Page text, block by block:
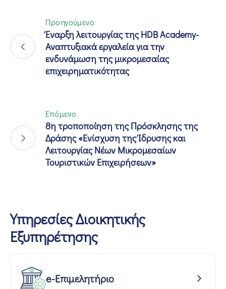
Προηγούμενο
Έναρξη λειτουργίας της HDB Academy-
Αναπτυξιακά εργαλεία για την
ενδυνάμωση της μικρομεσαίας
επιχειρηματικότητας
Επόμενο
8η τροποποίηση της Πρόσκλησης της
Δράσης «Ενίσχυση της Ίδρυσης και
Λειτουργίας Νέων Μικρομεσαίων
Τουριστικών Επιχειρήσεων»
Υπηρεσίες Διοικητικής
Εξυπηρέτησης
e-Επιμελητήριο